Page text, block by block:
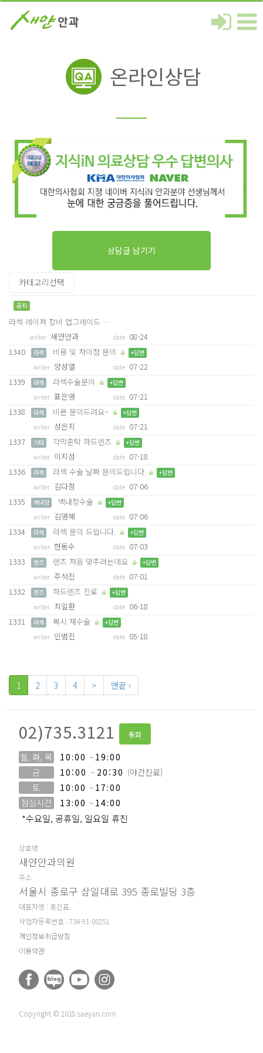
온라인상담
상담글 남기기
공지
라섹 레이져 장비 업그레이드 …
writer 새얀안과 date 08-24
1340
라섹 비용 및 차이점 문의
+답변
writer 양성열 date 07-22
1339
라섹 라섹수술문의
+답변
writer 표은영 date 07-21
1338
라섹 비욘 문의드려요~
+답변
writer 성은지 date 07-21
1337
기타 각막혼탁 하드렌즈
+답변
writer 이지성 date 07-18
1336
라섹 라섹 수술 날짜 문의드립니다
+답변
writer 김다정 date 07-06
1335
백내장 백내장수술
+답변
writer 김영혜 date 07-06
1334
라섹 라섹 문의 드립니다.
+답변
writer 현동수 date 07-03
1333
렌즈 렌즈 처음 맞추려는데요
+답변
writer 주석진 date 07-01
1332
렌즈 하드렌즈 진료
+답변
writer 최일환 date 06-18
1331
라섹 복시 재수술
+답변
writer 인범진 date 05-18
1 2 3 4 > 맨끝 ›
02)735.3121 통화
월, 화, 목 10:00 ~ 19:00
금
10:00 ~ 20:30 (야간진료)
토
10:00 ~ 17:00
점심시간
13:00 ~ 14:00
*수요일, 공휴일, 일요일 휴진
상호명
새얀안과의원
주소
서울시 종로구 삼일대로 395 종로빌딩 3층
대표자명 : 홍진표
사업자등록번호 : 734-91-00251
개인정보취급방침
이용약관
Copyright © 2018 saeyan.com